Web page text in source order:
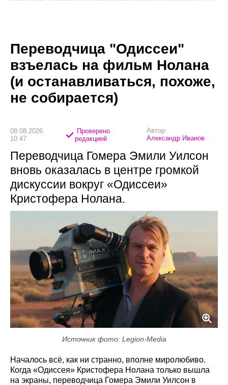
Переводчица "Одиссеи"
взъелась на фильм Нолана
(и останавливаться, похоже,
не собирается)
08.08.2026
10:47
Проверено
редакцией
Автор:
Александр Иванов
Переводчица Гомера Эмили Уилсон
вновь оказалась в центре громкой
дискуссии вокруг «Одиссеи»
Кристофера Нолана.
Источник фото: Legion-Media
Началось всё, как ни странно, вполне миролюбиво.
Когда «Одиссея» Кристофера Нолана только вышла
на экраны, переводчица Гомера Эмили Уилсон в